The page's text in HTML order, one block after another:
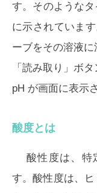
す。そのような
に示されていま
ーブをその溶液に
「読み取り」ボ
pH が画面に表示
酸度とは
酸性度は、特
す。酸性度は、